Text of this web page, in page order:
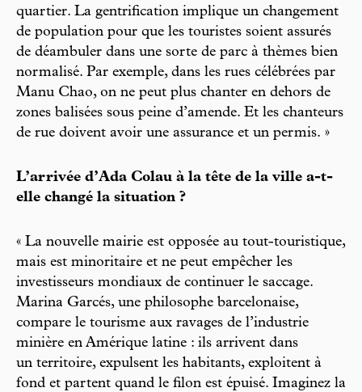
quartier. La gentrification implique un changement
de population pour que les touristes soient assurés
de déambuler dans une sorte de parc à thèmes bien
normalisé. Par exemple, dans les rues célébrées par
Manu Chao, on ne peut plus chanter en dehors de
zones balisées sous peine d’amende. Et les chanteurs
de rue doivent avoir une assurance et un permis. »
L’arrivée d’Ada Colau à la tête de la ville a-t-
elle changé la situation ?
« La nouvelle mairie est opposée au tout-touristique,
mais est minoritaire et ne peut empêcher les
investisseurs mondiaux de continuer le saccage.
Marina Garcés, une philosophe barcelonaise,
compare le tourisme aux ravages de l’industrie
minière en Amérique latine : ils arrivent dans
un territoire, expulsent les habitants, exploitent à
fond et partent quand le filon est épuisé. Imaginez la